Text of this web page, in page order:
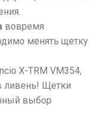
вовремя
менять щетку
X-TRM VM354,
ливень! Щетки
выбор